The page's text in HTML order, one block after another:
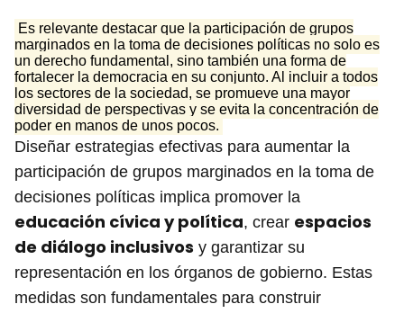
Es relevante destacar que la participación de grupos
marginados en la toma de decisiones políticas no solo es
un derecho fundamental, sino también una forma de
fortalecer la democracia en su conjunto. Al incluir a todos
los sectores de la sociedad, se promueve una mayor
diversidad de perspectivas y se evita la concentración de
poder en manos de unos pocos.
Diseñar estrategias efectivas para aumentar la
participación de grupos marginados en la toma de
decisiones políticas implica promover la
educación cívica y política, crear espacios
de diálogo inclusivos y garantizar su
representación en los órganos de gobierno. Estas
medidas son fundamentales para construir